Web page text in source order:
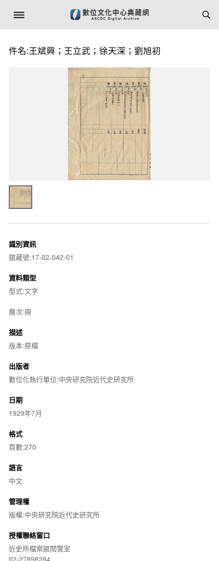
件名:王斌興；王立武；徐天深；劉旭初
識別資訊
館藏號:17-02-042-01
資料類型
型式:文字
層次:冊
描述
版本:原檔
出版者
數位化執行單位:中央研究院近代史研究所
日期
1929年7月
格式
頁數:270
語言
中文
管理權
版權:中央研究院近代史研究所
授權聯絡窗口
近史所檔案館閱覽室
02-27898284